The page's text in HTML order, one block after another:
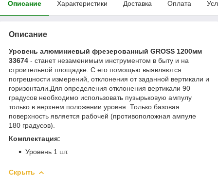
Описание Характеристики Доставка Оплата
Описание
Уровень алюминиевый фрезерованный GROSS 1200мм
33674 - станет незаменимым инструментом в быту и на
строительной площадке. С его помощью выявляются
погрешности измерений, отклонения от заданной вертикали и
горизонтали.Для определения отклонения вертикали 90
градусов необходимо использовать пузырьковую ампулу
только в верхнем положении уровня. Только базовая
поверхность является рабочей (противоположная ампуле
180 градусов).
Комплектация:
Уровень 1 шт.
Скрыть